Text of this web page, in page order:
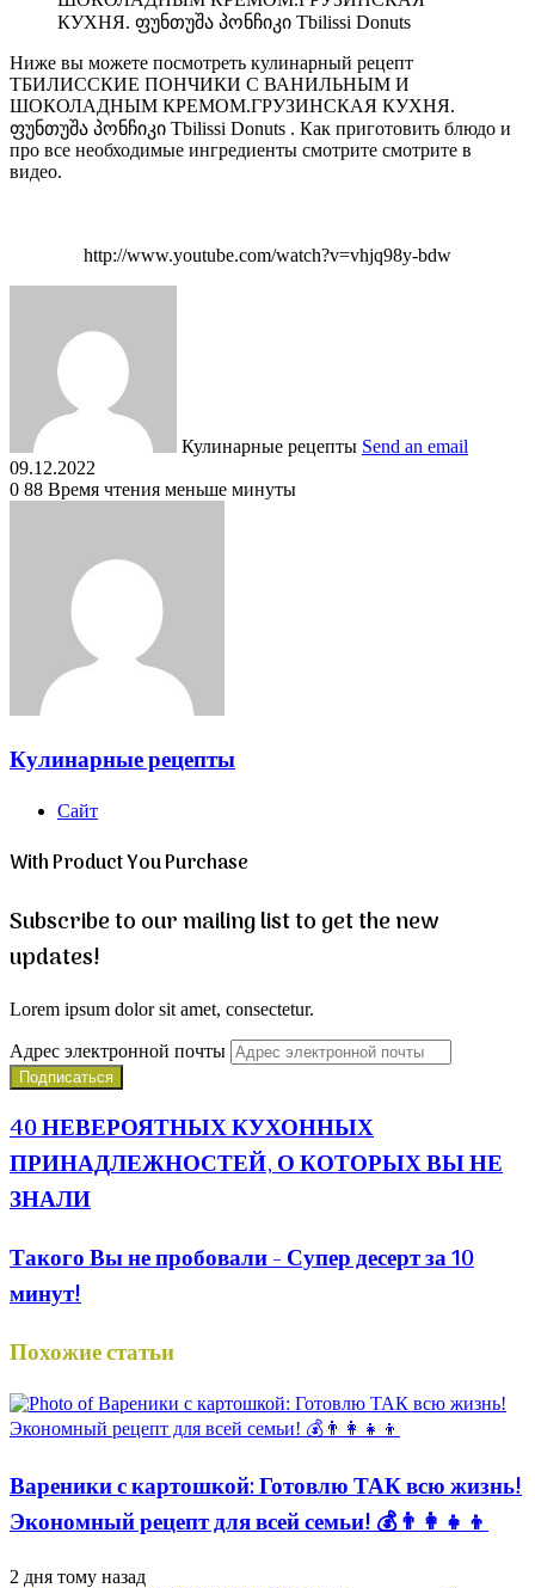
Ниже вы можете посмотреть кулинарный рецепт
ТБИЛИССКИЕ ПОНЧИКИ С ВАНИЛЬНЫМ И
ШОКОЛАДНЫМ КРЕМОМ.ГРУЗИНСКАЯ КУХНЯ.
ფუნთუშა პონჩიკი Tbilissi Donuts . Как приготовить блюдо и
про все необходимые ингредиенты смотрите смотрите в
видео.
http://www.youtube.com/watch?v=vhjq98y-bdw
Кулинарные рецепты Send an email
09.12.2022
0 88 Время чтения меньше минуты
Кулинарные рецепты
Сайт
With Product You Purchase
Subscribe to our mailing list to get the new
updates!
Lorem ipsum dolor sit amet, consectetur.
Адрес электронной почты
40 НЕВЕРОЯТНЫХ КУХОННЫХ
ПРИНАДЛЕЖНОСТЕЙ, О КОТОРЫХ ВЫ НЕ
ЗНАЛИ
Такого Вы не пробовали - Супер десерт за 10
минут!
Похожие статьи
Вареники с картошкой: Готовлю ТАК всю жизнь!
Экономный рецепт для всей семьи! 💰👨👩👧👦
2 дня тому назад